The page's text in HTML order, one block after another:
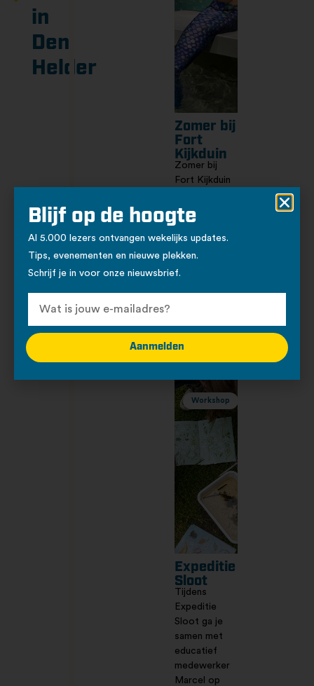
in
Den
Helder
Zomer bij
Fort
Kijkduin
Zomer bij
Fort Kijkduin
activiteiten.
4
'26
16 aug
Admiraal
Evenement
Workshop
Expeditie
Sloot
Tijdens
Expeditie
Sloot ga je
samen met
educatief
medewerker
Marcel op
Blijf op de hoogte
Al 5.000 lezers ontvangen wekelijks updates.
Tips, evenementen en nieuwe plekken.
Schrijf je in voor onze nieuwsbrief.
Aanmelden